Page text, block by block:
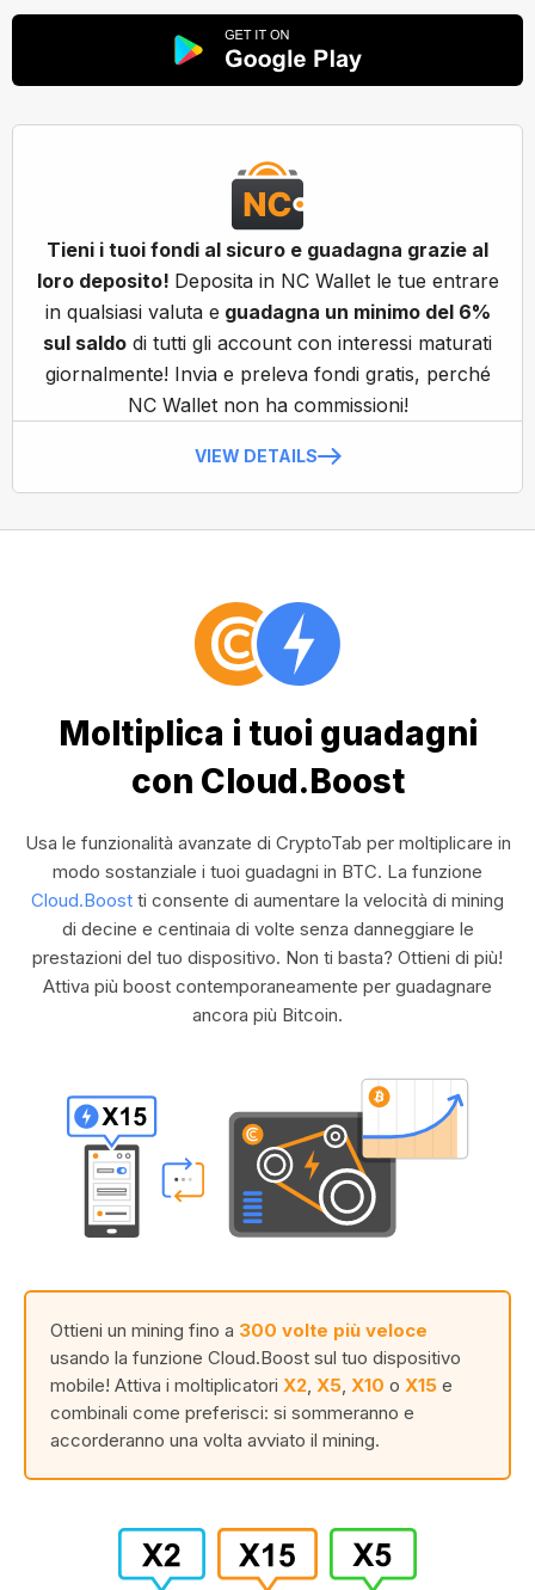
Tieni i tuoi fondi al sicuro e guadagna grazie al
loro deposito! Deposita in NC Wallet le tue entrare
in qualsiasi valuta e guadagna un minimo del 6%
sul saldo di tutti gli account con interessi maturati
giornalmente! Invia e preleva fondi gratis, perché
NC Wallet non ha commissioni!
VIEW DETAILS
Moltiplica i tuoi guadagni
con Cloud.Boost
Usa le funzionalità avanzate di CryptoTab per moltiplicare in
modo sostanziale i tuoi guadagni in BTC. La funzione
Cloud.Boost ti consente di aumentare la velocità di mining
di decine e centinaia di volte senza danneggiare le
prestazioni del tuo dispositivo. Non ti basta? Ottieni di più!
Attiva più boost contemporaneamente per guadagnare
ancora più Bitcoin.
Ottieni un mining fino a 300 volte più veloce
usando la funzione Cloud.Boost sul tuo dispositivo
mobile! Attiva i moltiplicatori X2 X5 X10 o X15 e
combinali come preferisci: si sommeranno e
accorderanno una volta avviato il mining.